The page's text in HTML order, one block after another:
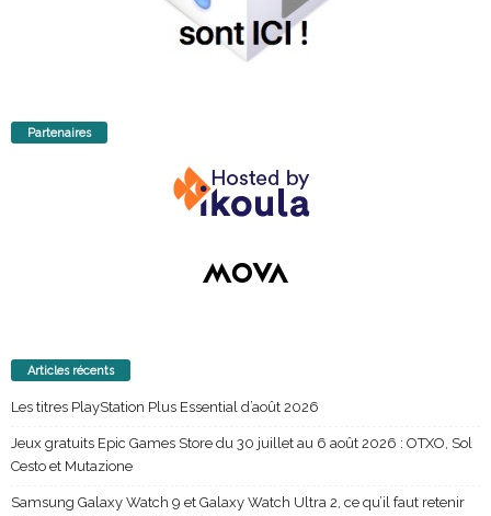
Partenaires
Articles récents
Les titres PlayStation Plus Essential d’août 2026
Jeux gratuits Epic Games Store du 30 juillet au 6 août 2026 : OTXO, Sol
Cesto et Mutazione
Samsung Galaxy Watch 9 et Galaxy Watch Ultra 2, ce qu’il faut retenir